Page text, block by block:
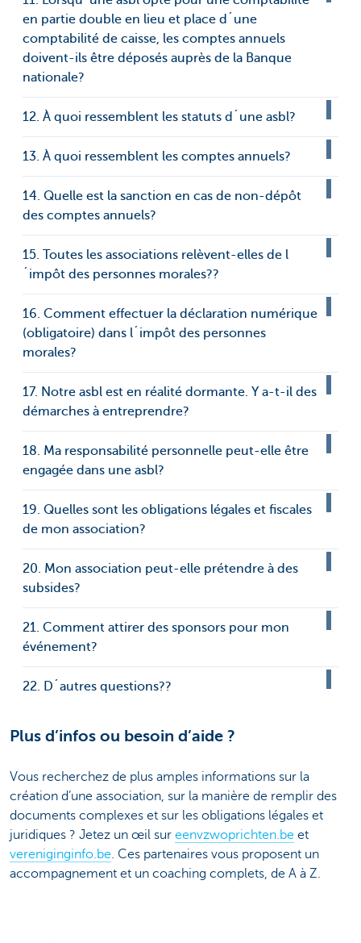
en partie double en lieu et place d´une
comptabilité de caisse, les comptes annuels
doivent-ils être déposés auprès de la Banque
nationale?
12. À quoi ressemblent les statuts d´une asbl?
13. À quoi ressemblent les comptes annuels?
14. Quelle est la sanction en cas de non-dépôt
des comptes annuels?
15. Toutes les associations relèvent-elles de l
´impôt des personnes morales??
16. Comment effectuer la déclaration numérique
(obligatoire) dans l´impôt des personnes
morales?
17. Notre asbl est en réalité dormante. Y a-t-il des
démarches à entreprendre?
18. Ma responsabilité personnelle peut-elle être
engagée dans une asbl?
19. Quelles sont les obligations légales et fiscales
de mon association?
20. Mon association peut-elle prétendre à des
subsides?
21. Comment attirer des sponsors pour mon
événement?
22. D´autres questions??
Plus d’infos ou besoin d’aide ?
Vous recherchez de plus amples informations sur la
création d’une association, sur la manière de remplir des
documents complexes et sur les obligations légales et
juridiques ? Jetez un œil sur eenvzwoprichten.be et
vereniginginfo.be. Ces partenaires vous proposent un
accompagnement et un coaching complets, de A à Z.